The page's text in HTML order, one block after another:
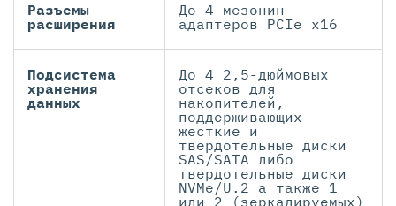
Разъемы
расширения
До 4 мезонин-
адаптеров PCIe x16
Подсистема
хранения
данных
До 4 2,5-дюймовых
отсеков для
накопителей,
поддерживающих
жесткие и
твердотельные диски
SAS/SATA либо
твердотельные диски
NVMe/U.2 а также 1
или 2 (зеркалируемых)